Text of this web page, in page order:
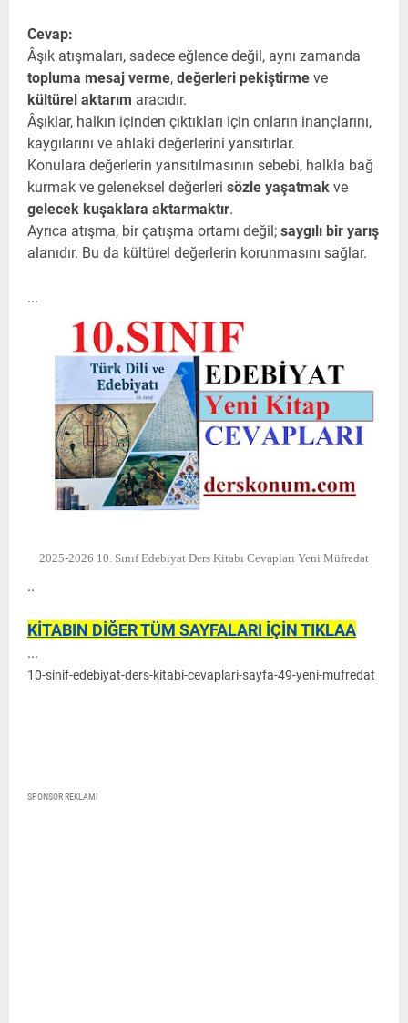
Cevap:
Âşık atışmaları, sadece eğlence değil, aynı zamanda
topluma mesaj verme, değerleri pekiştirme ve
kültürel aktarım aracıdır.
Âşıklar, halkın içinden çıktıkları için onların inançlarını,
kaygılarını ve ahlaki değerlerini yansıtırlar.
Konulara değerlerin yansıtılmasının sebebi, halkla bağ
kurmak ve geleneksel değerleri sözle yaşatmak ve
gelecek kuşaklara aktarmaktır.
Ayrıca atışma, bir çatışma ortamı değil; saygılı bir yarış
alanıdır. Bu da kültürel değerlerin korunmasını sağlar.
...
2025-2026 10. Sınıf Edebiyat Ders Kitabı Cevapları Yeni Müfredat
..
KİTABIN DİĞER TÜM SAYFALARI İÇİN TIKLAA
...
10-sinif-edebiyat-ders-kitabi-cevaplari-sayfa-49-yeni-mufredat
SPONSOR REKLAMI